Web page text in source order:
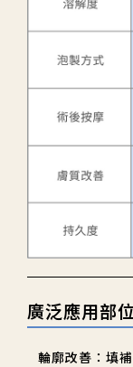
廣泛應用部位
輪廓改善：填